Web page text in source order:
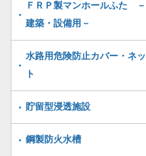
ＦＲＰ製マンホールふた －
建築・設備用－
水路用危険防止カバー・ネッ
ト
貯留型浸透施設
鋼製防火水槽